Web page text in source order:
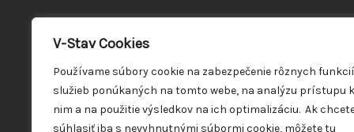
V-Stav Cookies
Používame súbory cookie na zabezpečenie rôznych funkcií
služieb ponúkaných na tomto webe, na analýzu prístupu k
nim a na použitie výsledkov na ich optimalizáciu. Ak
súhlasiť iba s nevyhnutnými súbormi cookie, môžete tu